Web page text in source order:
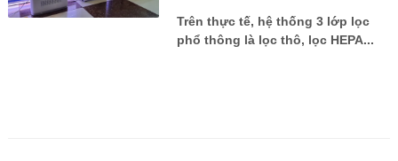
Trên thực tế, hệ thống 3 lớp lọc
phổ thông là lọc thô, lọc HEPA...